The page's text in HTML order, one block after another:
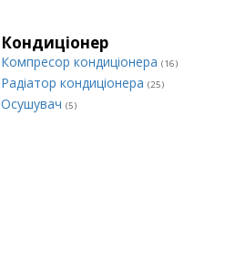
Кондиціонер
Компресор кондиціонера (16)
Радіатор кондиціонера (25)
Осушувач (5)